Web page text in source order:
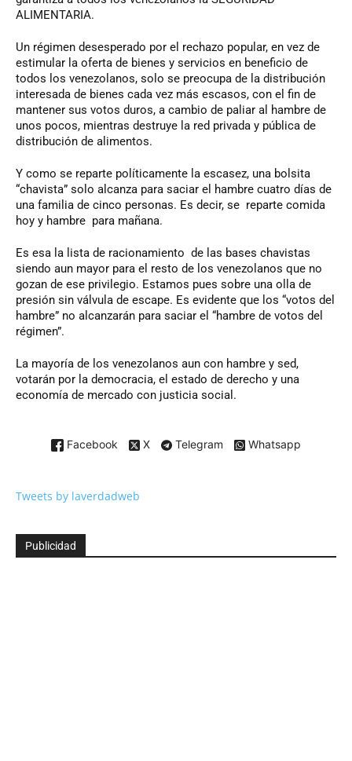
ALIMENTARIA.
Un régimen desesperado por el rechazo popular, en vez de
estimular la oferta de bienes y servicios en beneficio de
todos los venezolanos, solo se preocupa de la distribución
interesada de bienes cada vez más escasos, con el fin de
mantener sus votos duros, a cambio de paliar al hambre de
unos pocos, mientras destruye la red privada y pública de
distribución de alimentos.
Y como se reparte políticamente la escasez, una bolsita
“chavista” solo alcanza para saciar el hambre cuatro días de
una familia de cinco personas. Es decir, se reparte comida
hoy y hambre para mañana.
Es esa la lista de racionamiento de las bases chavistas
siendo aun mayor para el resto de los venezolanos que no
gozan de ese privilegio. Estamos pues sobre una olla de
presión sin válvula de escape. Es evidente que los “votos del
hambre” no alcanzarán para saciar el “hambre de votos del
régimen”.
La mayoría de los venezolanos aun con hambre y sed,
votarán por la democracia, el estado de derecho y una
economía de mercado con justicia social.
Facebook X Telegram Whatsapp
Tweets by laverdadweb
Publicidad